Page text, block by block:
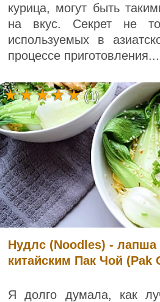
курица, могут быть
на вкус. Секрет не
используемых в
процессе
Нудлс (Noodles) - лапша
китайским Пак Чой (Pak
Я долго думала, как
(1)